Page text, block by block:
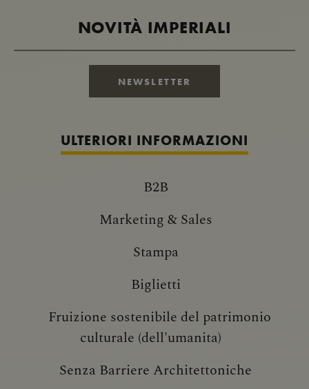
NOVITÀ IMPERIALI
NEWSLETTER
ULTERIORI INFORMAZIONI
B2B
Marketing & Sales
Stampa
Biglietti
Fruizione sostenibile del patrimonio
culturale (dell'umanita)
Senza Barriere Architettoniche